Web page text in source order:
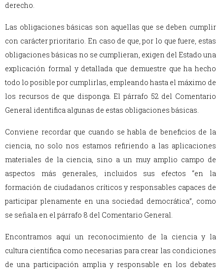
derecho.
Las obligaciones básicas son aquellas que se deben cumplir
con carácter prioritario. En caso de que, por lo que fuere, estas
obligaciones básicas no se cumplieran, exigen del Estado una
explicación formal y detallada que demuestre que ha hecho
todo lo posible por cumplirlas, empleando hasta el máximo de
los recursos de que disponga. El párrafo 52 del Comentario
General identifica algunas de estas obligaciones básicas.
Conviene recordar que cuando se habla de beneficios de la
ciencia, no solo nos estamos refiriendo a las aplicaciones
materiales de la ciencia, sino a un muy amplio campo de
aspectos más generales, incluidos sus efectos “en la
formación de ciudadanos críticos y responsables capaces de
participar plenamente en una sociedad democrática”, como
se señala en el párrafo 8 del Comentario General.
Encontramos aquí un reconocimiento de la ciencia y la
cultura científica como necesarias para crear las condiciones
de una participación amplia y responsable en los debates